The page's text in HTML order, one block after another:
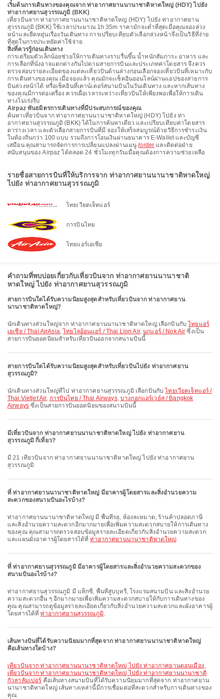
เริ่มต้นการเดินทางของคุณจาก ท่าอากาศยานนานาชาติหาดใหญ่ (HDY) ไปยัง
ท่าอากาศยานสุวรรณภูมิ (BKK)
เที่ยวบินจาก ท่าอากาศยานนานาชาติหาดใหญ่ (HDY) ไปยัง ท่าอากาศยาน
สุวรรณภูมิ (BKK) ใช้เวลาประมาณ 1h 35m ราคามักจะต่ำที่สุดเมื่อคุณจองล่วง
หน้าและยืดหยุ่นเรื่องวันเดินทาง การเปรียบเทียบตัวเลือกล่วงหน้าจึงเป็นวิธีที่ง่าย
ที่สุดในการประหยัดค่าใช้จ่าย
สิ่งที่ควรรู้ก่อนเดินทาง
การเตรียมตัวเล็กน้อยช่วยให้การเดินทางราบรื่นขึ้น น้ำหนักสัมภาระ อาหาร และ
การเลือกที่นั่งอาจแตกต่างกันไปตามสายการบินและประเภทค่าโดยสาร จึงควร
ตรวจสอบรายละเอียดของแต่ละเที่ยวบินด้านล่างก่อนเลือกจองเที่ยวบินที่เหมาะกับ
การเดินทางของคุณ เมื่อจองแล้ว คุณมักจะเช็คอินออนไลน์ผ่านแอปของสายการ
บินล่วงหน้าได้ หรือเช็คอินที่เคาน์เตอร์สนามบินในวันเดินทาง และหากเส้นทาง
ของคุณมีการต่อเครื่อง ควรเผื่อเวลาระหว่างเที่ยวบินให้เพียงพอเพื่อให้การเดิน
ทางไม่เร่งรีบ
Airpaz พันธมิตรการเดินทางที่มีประสบการณ์ของคุณ
ค้นหาเที่ยวบินจาก ท่าอากาศยานนานาชาติหาดใหญ่ (HDY) ไปยัง ท่า
อากาศยานสุวรรณภูมิ (BKK) ได้ในการค้นหาเดียว และเปรียบเทียบค่าโดยสาร
ตารางเวลา และตัวเลือกสายการบินที่มี จองให้เสร็จสมบูรณ์ด้วยวิธีการชำระเงิน
ในท้องถิ่นกว่า 100 แบบ รวมถึงการโอนเงินผ่านธนาคาร E-Wallet และบัญชี
เสมือน คุณสามารถจัดการการเปลี่ยนแปลงผ่านเมนู/order และติดต่อฝ่าย
สนับสนุนของ Airpaz ได้ตลอด 24 ชั่วโมงทุกวันเมื่อคุณต้องการความช่วยเหลือ
รายชื่อสายการบินที่ให้บริการจาก ท่าอากาศยานนานาชาติหาดใหญ่
ไปยัง ท่าอากาศยานสุวรรณภูมิ
ไทยเวียดเจ็ทแอร์
การบินไทย
ไทยแอร์เอเชีย
คำถามที่พบบ่อยเกี่ยวกับเที่ยวบินจาก ท่าอากาศยานนานาชาติ
หาดใหญ่ ไปยัง ท่าอากาศยานสุวรรณภูมิ
สายการบินใดได้รับความนิยมสูงสุดสำหรับเที่ยวบินจาก ท่าอากาศยาน
นานาชาติหาดใหญ่?
นักเดินทางส่วนใหญ่จาก ท่าอากาศยานนานาชาติหาดใหญ่ เลือกบินกับไทยแอร์
เอเชีย / Thai AirAsia,ไทยไลอ้อนแอร์ / Thai Lion Air,นกแอร์ / Nok Air ซึ่งเป็น
สายการบินยอดนิยมสำหรับเที่ยวบินออกจากสนามบินนี้
สายการบินใดได้รับความนิยมสูงสุดสำหรับเที่ยวบินไปยัง ท่าอากาศยาน
สุวรรณภูมิ?
นักเดินทางส่วนใหญ่ที่ไป ท่าอากาศยานสุวรรณภูมิ เลือกบินกับไทยเวียดเจ็ทแอร์ /
Thai Vietjet Air, การบินไทย / Thai Airways,บางกอกแอร์เวย์ส / Bangkok
Airwaysซึ่งเป็นสายการบินยอดนิยมของสนามบินนี้
มีเที่ยวบินจาก ท่าอากาศยานนานาชาติหาดใหญ่ ไปยัง ท่าอากาศยาน
สุวรรณภูมิ กี่เที่ยว?
มี 21 เที่ยวบินจาก ท่าอากาศยานนานาชาติหาดใหญ่ ไปยัง ท่าอากาศยาน
สุวรรณภูมิ
ที่ ท่าอากาศยานนานาชาติหาดใหญ่ มีอาคารผู้โดยสารและสิ่งอำนวยความ
สะดวกของสนามบินอะไรบ้าง?
ท่าอากาศยานนานาชาติหาดใหญ่ มี พื้นที่รอ, ห้องละหมาด, ร้านค้าปลอดภาษี
และสิ่งอำนวยความสะดวกอีกมากมายเพื่อเพิ่มความสะดวกสบายให้การเดินทาง
ของคุณ คุณสามารถตรวจสอบข้อมูลรายละเอียดเกี่ยวกับสิ่งอำนวยความสะดวก
และแผนผังอาคารผู้โดยสารได้ที่ท่าอากาศยานนานาชาติหาดใหญ่
ที่ ท่าอากาศยานสุวรรณภูมิ มีอาคารผู้โดยสารและสิ่งอำนวยความสะดวกของ
สนามบินอะไรบ้าง?
ท่าอากาศยานสุวรรณภูมิ มี แท็กซี่, พื้นที่สูบบุหรี่, โรงแรมสนามบิน และสิ่งอำนวย
ความสะดวกอื่น ๆ อีกมากมายเพื่อเพิ่มความสะดวกสบายให้กับการเดินทางของ
คุณ คุณสามารถดูข้อมูลรายละเอียดเกี่ยวกับสิ่งอำนวยความสะดวกและผังอาคารผู้
โดยสารได้ที่ท่าอากาศยานสุวรรณภูมิ.
เส้นทางบินที่ได้รับความนิยมมากที่สุดจาก ท่าอากาศยานนานาชาติหาดใหญ่
คือเส้นทางใดบ้าง?
เที่ยวบินจาก ท่าอากาศยานนานาชาติหาดใหญ่ ไปยัง ท่าอากาศยานดอนเมือง,
เที่ยวบินจาก ท่าอากาศยานนานาชาติหาดใหญ่ ไปยัง ท่าอากาศยานนานาชาติ
กัวลาลัมเปอร์ คือเส้นทางสนามบินที่ได้รับความนิยมมากที่สุดจาก ท่าอากาศยาน
นานาชาติหาดใหญ่ เส้นทางเหล่านี้มีการเชื่อมต่อที่สะดวกสำหรับการเดินทางของ
คุณ